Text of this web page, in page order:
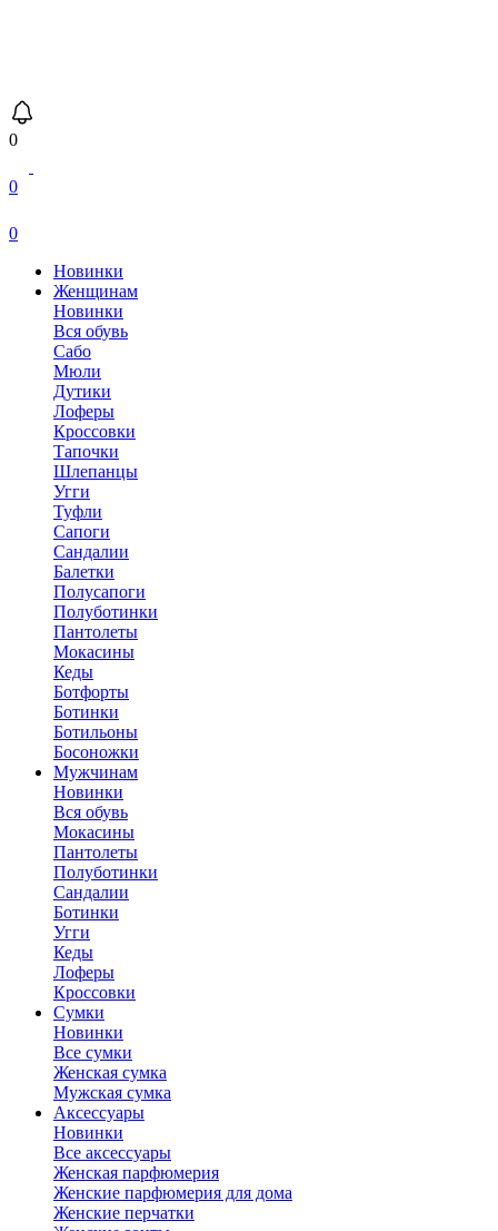
0
0
0
Новинки
Женщинам
Новинки
Вся обувь
Сабо
Мюли
Дутики
Лоферы
Кроссовки
Тапочки
Шлепанцы
Угги
Туфли
Сапоги
Сандалии
Балетки
Полусапоги
Полуботинки
Пантолеты
Мокасины
Кеды
Ботфорты
Ботинки
Ботильоны
Босоножки
Мужчинам
Новинки
Вся обувь
Мокасины
Пантолеты
Полуботинки
Сандалии
Ботинки
Угги
Кеды
Лоферы
Кроссовки
Сумки
Новинки
Все сумки
Женская сумка
Мужская сумка
Аксессуары
Новинки
Все аксессуары
Женская парфюмерия
Женские парфюмерия для дома
Женские перчатки